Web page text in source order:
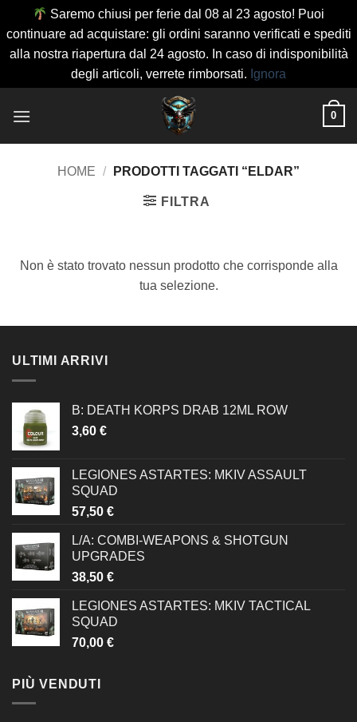
Saremo chiusi per ferie dal 08 al 23 agosto! Puoi
continuare ad acquistare: gli ordini saranno verificati e spediti
alla nostra riapertura dal 24 agosto. In caso di indisponibilità
degli articoli, verrete rimborsati. Ignora
0
HOME / PRODOTTI TAGGATI “ELDAR”
FILTRA
Non è stato trovato nessun prodotto che corrisponde alla
tua selezione.
ULTIMI ARRIVI
B: DEATH KORPS DRAB 12ML ROW
3,60 €
LEGIONES ASTARTES: MKIV ASSAULT
SQUAD
57,50 €
L/A: COMBI-WEAPONS & SHOTGUN
UPGRADES
38,50 €
LEGIONES ASTARTES: MKIV TACTICAL
SQUAD
70,00 €
PIÙ VENDUTI